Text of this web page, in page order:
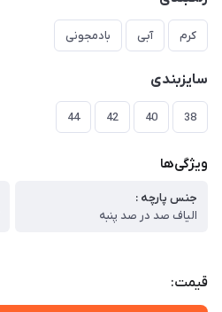
کرم آبی بادمجونی
سایزبندی
38
40
42
44
ویژگی‌ها
جنس پارچه :
الیاف صد در صد پنبه
قیمت: